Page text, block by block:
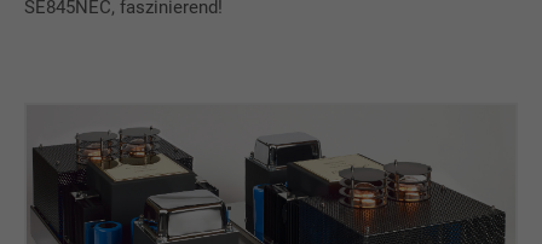
SE845NEC, faszinierend!